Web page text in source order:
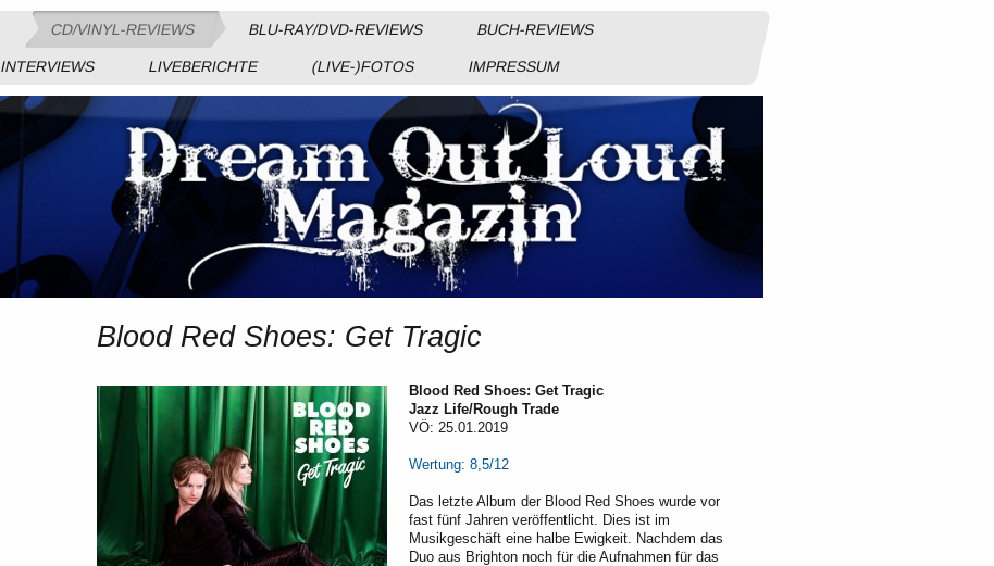
CD/VINYL-REVIEWS BLU-RAY/DVD-REVIEWS BUCH-REVIEWS
INTERVIEWS LIVEBERICHTE (LIVE-)FOTOS IMPRESSUM
Blood Red Shoes: Get Tragic
Blood Red Shoes: Get Tragic
Jazz Life/Rough Trade
VÖ: 25.01.2019
Wertung: 8,5/12
Das letzte Album der Blood Red Shoes wurde vor
fast fünf Jahren veröffentlicht. Dies ist im
Musikgeschäft eine halbe Ewigkeit. Nachdem das
Duo aus Brighton noch für die Aufnahmen für das